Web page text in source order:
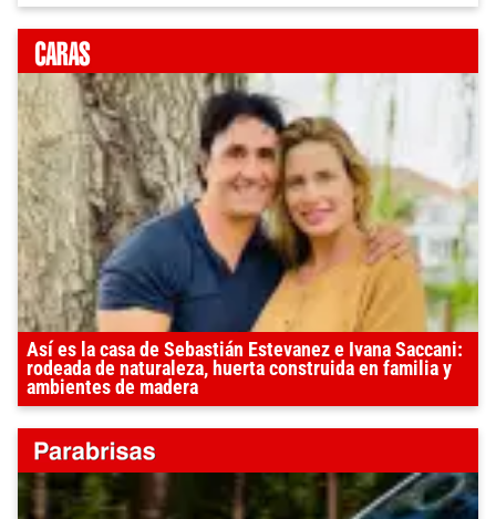
Así es la casa de Sebastián Estevanez e Ivana Saccani:
rodeada de naturaleza, huerta construida en familia y
ambientes de madera